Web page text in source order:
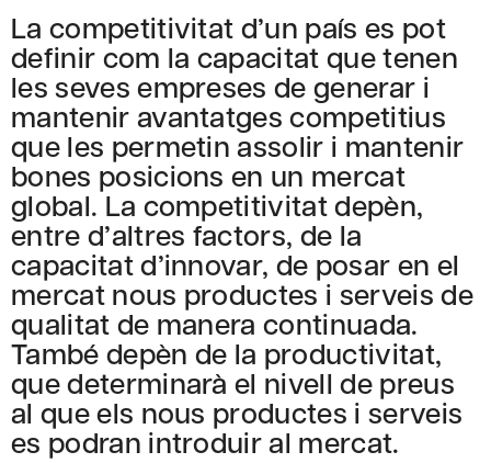
La competitivitat d’un país es pot
definir com la capacitat que tenen
les seves empreses de generar i
mantenir avantatges competitius
que les permetin assolir i mantenir
bones posicions en un mercat
global. La competitivitat depèn,
entre d’altres factors, de la
capacitat d’innovar, de posar en el
mercat nous productes i serveis de
qualitat de manera continuada.
També depèn de la productivitat,
que determinarà el nivell de preus
al que els nous productes i serveis
es podran introduir al mercat.